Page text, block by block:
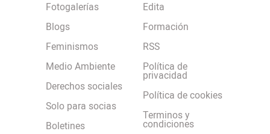
Fotogalerías
Blogs
Feminismos
Medio Ambiente
Derechos sociales
Solo para socias
Boletines
Edita
Formación
RSS
Política de
privacidad
Política de cookies
Terminos y
condiciones